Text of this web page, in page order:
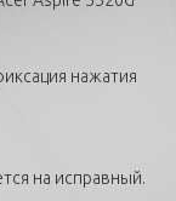
нажатия
на исправный.